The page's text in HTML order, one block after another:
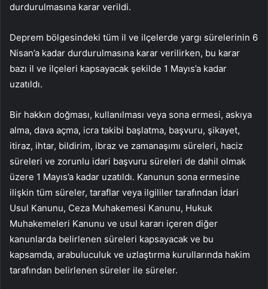
durdurulmasına karar verildi.
Deprem bölgesindeki tüm il ve ilçelerde yargı sürelerinin 6
Nisan’a kadar durdurulmasına karar verilirken, bu karar
bazı il ve ilçeleri kapsayacak şekilde 1 Mayıs’a kadar
uzatıldı.
Bir hakkın doğması, kullanılması veya sona ermesi, askıya
alma, dava açma, icra takibi başlatma, başvuru, şikayet,
itiraz, ihtar, bildirim, ibraz ve zamanaşımı süreleri, haciz
süreleri ve zorunlu idari başvuru süreleri de dahil olmak
üzere 1 Mayıs’a kadar uzatıldı. Kanunun sona ermesine
ilişkin tüm süreler, taraflar veya ilgililer tarafından İdari
Usul Kanunu, Ceza Muhakemesi Kanunu, Hukuk
Muhakemeleri Kanunu ve usul kararı içeren diğer
kanunlarda belirlenen süreleri kapsayacak ve bu
kapsamda, arabuluculuk ve uzlaştırma kurullarında hakim
tarafından belirlenen süreler ile süreler.